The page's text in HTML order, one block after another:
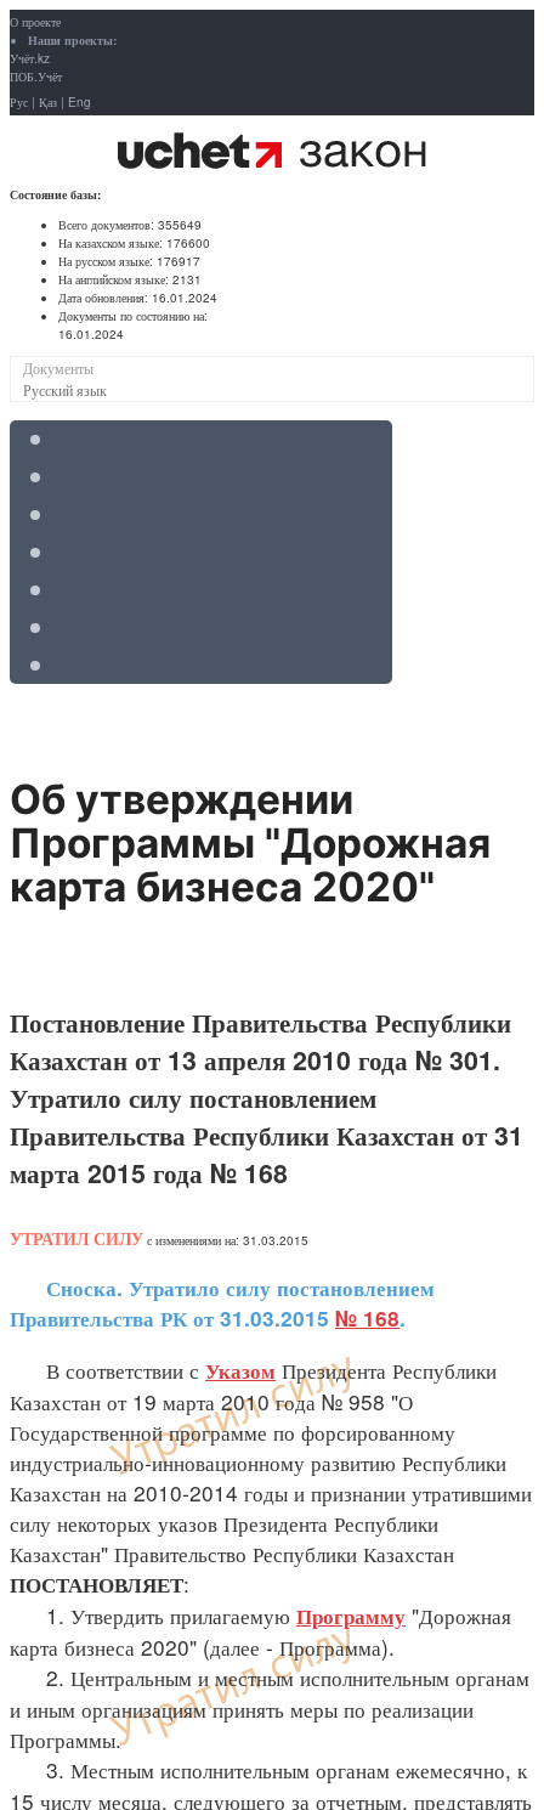
О проекте
Наши проекты:
Учёт.kz
ПОБ.Учёт
Рус | Қаз | Eng
Состояние базы:
Всего документов: 355649
На казахском языке: 176600
На русском языке: 176917
На английском языке: 2131
Дата обновления: 16.01.2024
Документы по состоянию на:
16.01.2024
Документы
Русский язык
Об утверждении
Программы "Дорожная
карта бизнеса 2020"
Постановление Правительства Республики
Казахстан от 13 апреля 2010 года № 301.
Утратило силу постановлением
Правительства Республики Казахстан от 31
марта 2015 года № 168
УТРАТИЛ СИЛУ с изменениями на: 31.03.2015
Сноска. Утратило силу постановлением
Правительства РК от 31.03.2015 № 168.
В соответствии с Указом Президента Республики
Казахстан от 19 марта 2010 года № 958 "О
Государственной программе по форсированному
индустриально-инновационному развитию Республики
Казахстан на 2010-2014 годы и признании утратившими
силу некоторых указов Президента Республики
Казахстан" Правительство Республики Казахстан
ПОСТАНОВЛЯЕТ:
1. Утвердить прилагаемую Программу "Дорожная
карта бизнеса 2020" (далее - Программа).
2. Центральным и местным исполнительным органам
и иным организациям принять меры по реализации
Программы.
3. Местным исполнительным органам ежемесячно, к
15 числу месяца, следующего за отчетным, представлять